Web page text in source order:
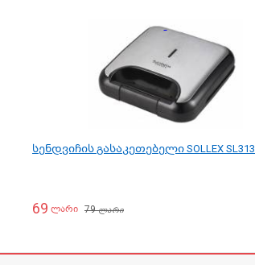
სენდვიჩის გასაკეთებელი SOLLEX SL313
69 ლარი 79ლარი